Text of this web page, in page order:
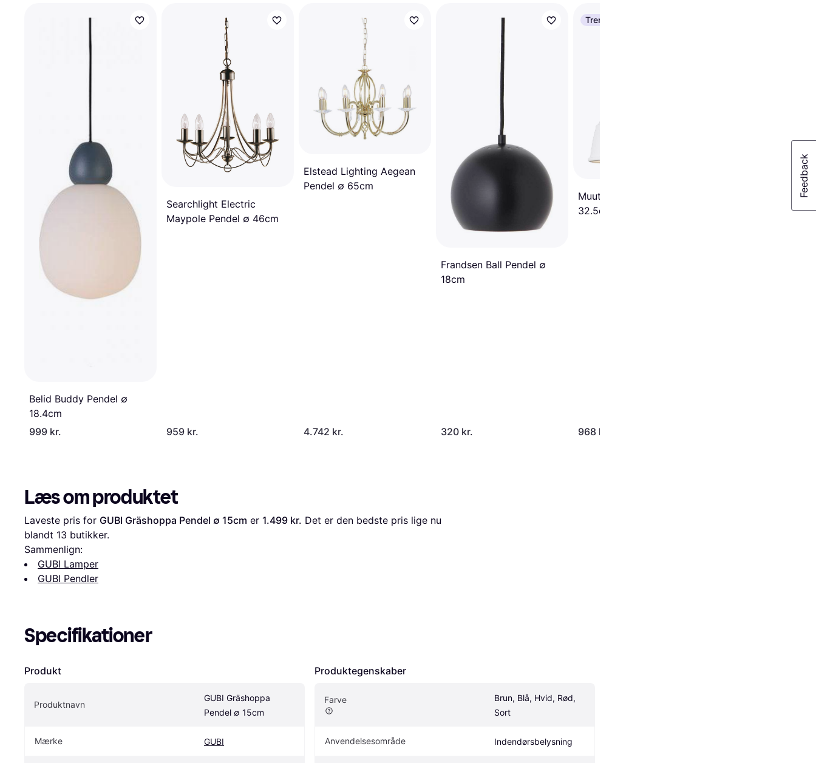
Belid Buddy Pendel ∅
18.4cm
999 kr.
Searchlight Electric
Maypole Pendel ∅ 46cm
959 kr.
Elstead Lighting Aegean
Pendel ∅ 65cm
4.742 kr.
Frandsen Ball Pendel ∅
18cm
320 kr.
Trender
Muuto Unfold Pendel ∅
32.5cm
968 kr.
Læs om produktet
Laveste pris for GUBI Gräshoppa Pendel ∅ 15cm er 1.499 kr. Det er den bedste pris lige nu
blandt 13 butikker.
Sammenlign:
GUBI Lamper
GUBI Pendler
Specifikationer
Produkt
Produktnavn
GUBI Gräshoppa
Pendel ∅ 15cm
Mærke GUBI
Produktegenskaber
Farve
Brun, Blå, Hvid, Rød,
Sort
Anvendelsesområde Indendørsbelysning